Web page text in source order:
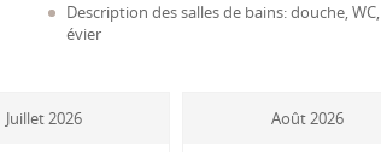
Description des salles de bains: douche, WC,
évier
Juillet 2026 Août 2026